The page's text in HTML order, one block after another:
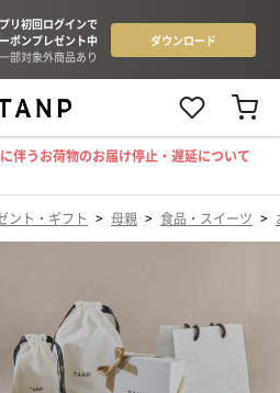
伴うお荷物のお届け停止・遅延について
ント・ギフト > 母親 > 食品・スイーツ >